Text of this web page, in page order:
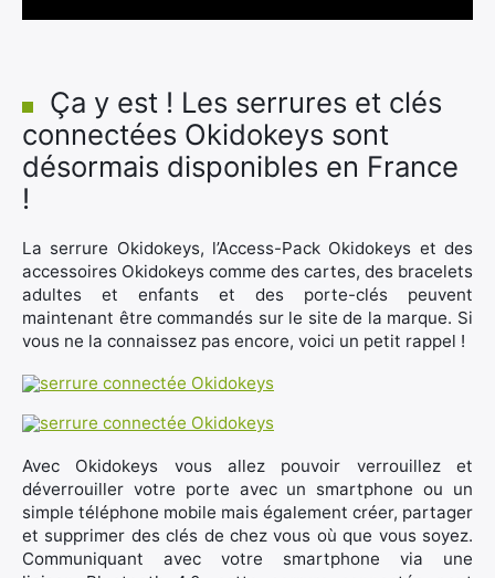
Ça y est ! Les serrures et clés
connectées Okidokeys sont
désormais disponibles en France
!
La serrure Okidokeys, l’Access-Pack Okidokeys et des
accessoires Okidokeys comme des cartes, des bracelets
adultes et enfants et des porte-clés peuvent
maintenant être commandés sur le site de la marque. Si
vous ne la connaissez pas encore, voici un petit rappel !
Avec Okidokeys vous allez pouvoir verrouillez et
déverrouiller votre porte avec un smartphone ou un
simple téléphone mobile mais également créer, partager
et supprimer des clés de chez vous où que vous soyez.
Communiquant avec votre smartphone via une